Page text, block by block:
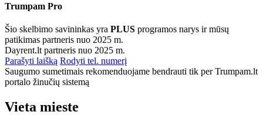
Trumpam Pro
Šio skelbimo savininkas yra PLUS programos narys ir mūsų
patikimas partneris nuo 2025 m.
Dayrent.lt partneris nuo 2025 m.
Parašyti laišką Rodyti tel. numerį
Saugumo sumetimais rekomenduojame bendrauti tik per Trumpam.lt
portalo žinučių sistemą
Vieta mieste